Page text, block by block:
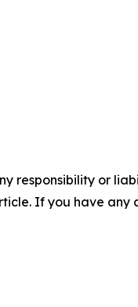
responsibility or
If you have any